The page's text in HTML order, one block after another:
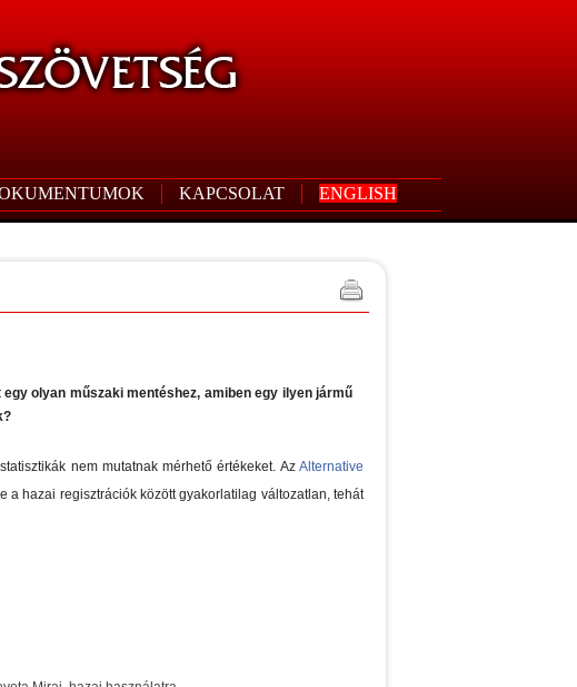
KAPCSOLAT ENGLISH
olyan műszaki mentéshez, amiben egy ilyen jármű
nem mutatnak mérhető értékeket. Az Alternative
a hazai regisztrációk között gyakorlatilag változatlan, tehát